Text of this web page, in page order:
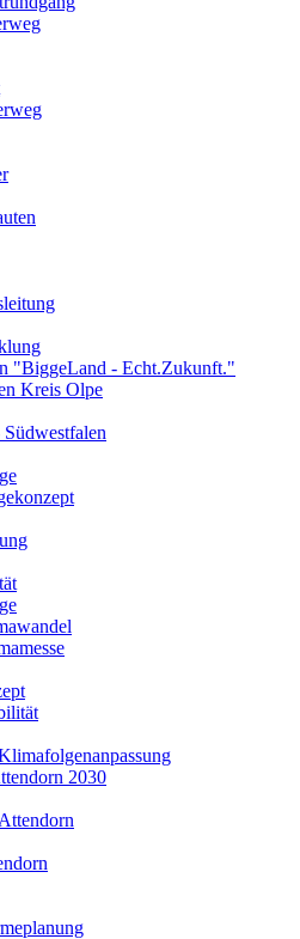
"BiggeLand - Echt.Zukunft."
Kreis Olpe
2030